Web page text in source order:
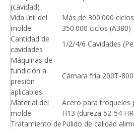
(cavidad)
Vida útil del
molde
Más de 300.000
350.000 ciclos (A380)
Cantidad de
cavidades
1/2/4/6 Cavidades
Máquinas de
fundición a
presión
aplicables
Cámara fría 200T-
Material del
molde
Acero para troqueles
H13 (dureza 52-54
Tratamiento dePulido de calidad